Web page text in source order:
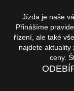
Jízda je naše
Přinášíme
řízení, ale také
najdete aktuality
ceny.